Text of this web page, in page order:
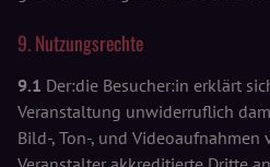
9. Nutzungsrechte
9.1 Der:die Besucher:in erklärt
Veranstaltung unwiderruflich
Bild-, Ton-, und